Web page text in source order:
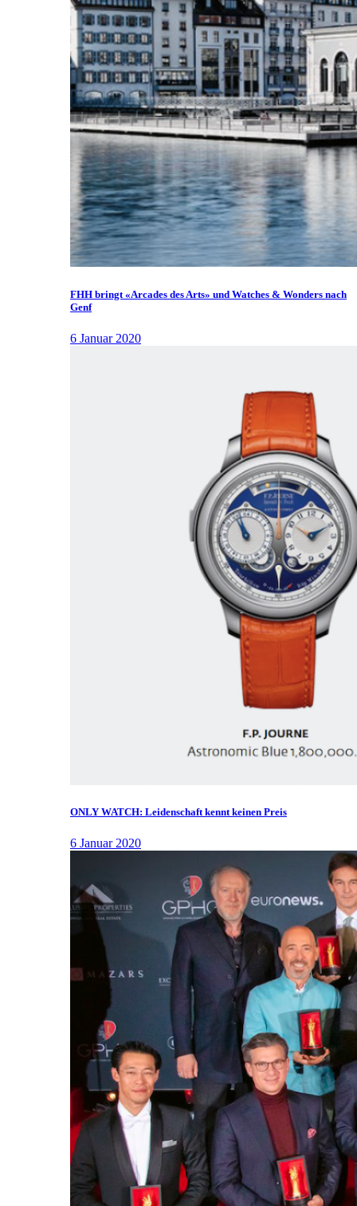
FHH bringt «Arcades des Arts» und Watches & Wonders nach
Genf
6 Januar 2020
ONLY WATCH: Leidenschaft kennt keinen Preis
6 Januar 2020